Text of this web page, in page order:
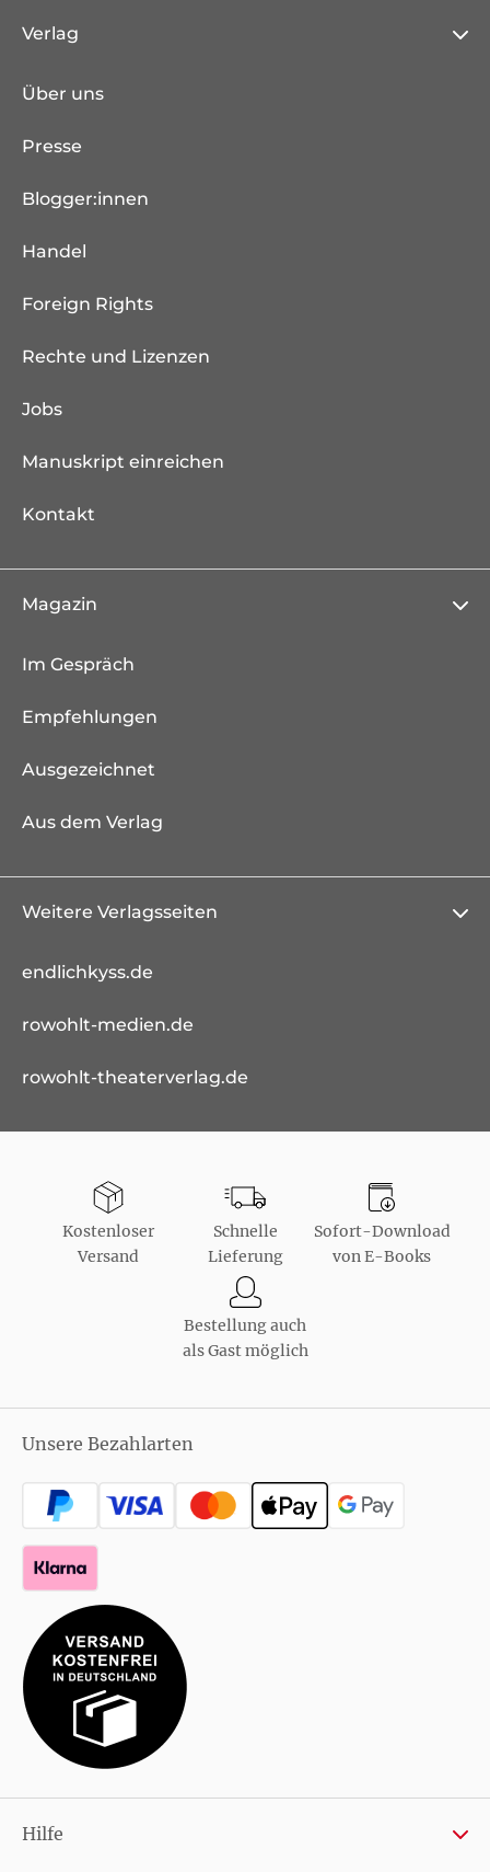
Verlag
Über uns
Presse
Blogger:innen
Handel
Foreign Rights
Rechte und Lizenzen
Jobs
Manuskript einreichen
Kontakt
Magazin
Im Gespräch
Empfehlungen
Ausgezeichnet
Aus dem Verlag
Weitere Verlagsseiten
endlichkyss.de
rowohlt-medien.de
rowohlt-theaterverlag.de
Kostenloser
Versand
Schnelle
Lieferung
Sofort-Download
von E-Books
Bestellung auch
als Gast möglich
Unsere Bezahlarten
Hilfe